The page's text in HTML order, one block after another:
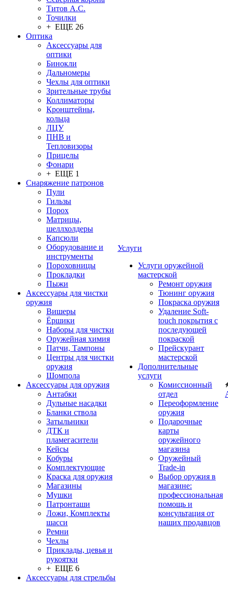
Титов А.С.
Точилки
+ ЕЩЕ 26
Оптика
Аксессуары для
оптики
Бинокли
Дальномеры
Чехлы для оптики
Зрительные трубы
Коллиматоры
Кронштейны,
кольца
ЛЦУ
ПНВ и
Тепловизоры
Прицелы
Фонари
+ ЕЩЕ 1
Снаряжение патронов
Пули
Гильзы
Порох
Матрицы,
шеллхолдеры
Капсюли
Оборудование и
инструменты
Пороховницы
Прокладки
Пыжи
Аксессуары для чистки
оружия
Вишеры
Ёршики
Наборы для чистки
Оружейная химия
Патчи, Тампоны
Центры для чистки
оружия
Шомпола
Аксессуары для оружия
Антабки
Дульные насадки
Бланки ствола
Затыльники
ДТК и
пламегасители
Кейсы
Кобуры
Комплектующие
Краска для оружия
Магазины
Мушки
Патронташи
Ложи, Комплекты
шасси
Ремни
Чехлы
Приклады, цевья и
рукоятки
+ ЕЩЕ 6
Аксессуары для стрельбы
Услуги
Услуги оружейной
мастерской
Ремонт оружия
Тюнинг оружия
Покраска оружия
Удаление Soft-
touch покрытия с
последующей
покраской
Прейскурант
мастерской
Дополнительные
услуги
Комиссионный
отдел
Переоформление
оружия
Подарочные
карты
оружейного
магазина
Оружейный
Trade-in
Выбор оружия в
магазине:
профессиональная
помощь и
консультация от
наших продавцов